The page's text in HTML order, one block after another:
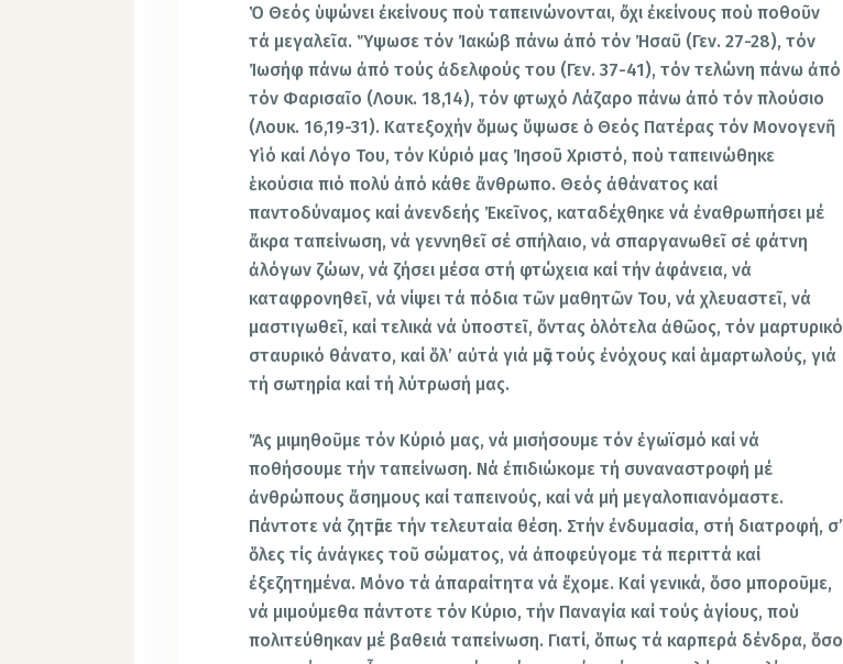
Ὁ Θεός ὑψώνει ἐκείνους ποὺ ταπεινώνονται, ὄχι ἐκείνους ποὺ ποθοῦν
τά μεγαλεῖα. Ὕψωσε τόν Ἰακώβ πάνω ἀπό τόν Ἠσαῦ (Γεν. 27-28), τόν
Ἰωσήφ πάνω ἀπό τούς ἀδελφούς του (Γεν. 37-41), τόν τελώνη πάνω ἀπό
τόν Φαρισαῖο (Λουκ. 18,14), τόν φτωχό Λάζαρο πάνω ἀπό τόν πλούσιο
(Λουκ. 16,19-31). Κατεξοχήν ὅμως ὕψωσε ὁ Θεός Πατέρας τόν Μονογενῆ
Υἱό καί Λόγο Του, τόν Κύριό μας Ἰησοῦ Χριστό, ποὺ ταπεινώθηκε
ἑκούσια πιό πολύ ἀπό κάθε ἄνθρωπο. Θεός ἀθάνατος καί
παντοδύναμος καί ἀνενδεής Ἐκεῖνος, καταδέχθηκε νά ἐναθρωπήσει μέ
ἄκρα ταπείνωση, νά γεννηθεῖ σέ σπήλαιο, νά σπαργανωθεῖ σέ φάτνη
ἀλόγων ζώων, νά ζήσει μέσα στή φτώχεια καί τήν ἀφάνεια, νά
καταφρονηθεῖ, νά νίψει τά πόδια τῶν μαθητῶν Του, νά χλευαστεῖ, νά
μαστιγωθεῖ, καί τελικά νά ὑποστεῖ, ὄντας ὁλότελα ἀθῶος, τόν μαρτυρικό
σταυρικό θάνατο, καί ὅλ’ αὐτά γιά μᾶς τούς ἐνόχους καί ἁμαρτωλούς, γιά
τή σωτηρία καί τή λύτρωσή μας.
Ἄς μιμηθοῦμε τόν Κύριό μας, νά μισήσουμε τόν ἐγωϊσμό καί νά
ποθήσουμε τήν ταπείνωση. Νά ἐπιδιώκομε τή συναναστροφή μέ
ἀνθρώπους ἄσημους καί ταπεινούς, καί νά μή μεγαλοπιανόμαστε.
Πάντοτε νά ζητᾶμε τήν τελευταία θέση. Στήν ἐνδυμασία, στή διατροφή, σ’
ὅλες τίς ἀνάγκες τοῦ σώματος, νά ἀποφεύγομε τά περιττά καί
ἐξεζητημένα. Μόνο τά ἀπαραίτητα νά ἔχομε. Καί γενικά, ὅσο μποροῦμε,
νά μιμούμεθα πάντοτε τόν Κύριο, τήν Παναγία καί τούς ἁγίους, ποὺ
πολιτεύθηκαν μέ βαθειά ταπείνωση. Γιατί, ὅπως τά καρπερά δένδρα, ὅσο